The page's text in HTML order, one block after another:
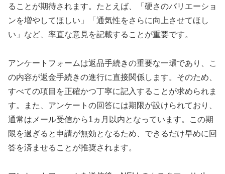
ることが期待されます。たとえば、「硬さのバリエーショ
ンを増やしてほしい」「通気性をさらに向上させてほし
い」など、率直な意見を記載することが重要です。
アンケートフォームは返品手続きの重要な一環であり、こ
の内容が返金手続きの進行に直接関係します。そのため、
すべての項目を正確かつ丁寧に記入することが求められま
す。また、アンケートの回答には期限が設けられており、
通常はメール受信から1ヵ月以内となっています。この期
限を過ぎると申請が無効となるため、できるだけ早めに回
答を済ませることが推奨されます。